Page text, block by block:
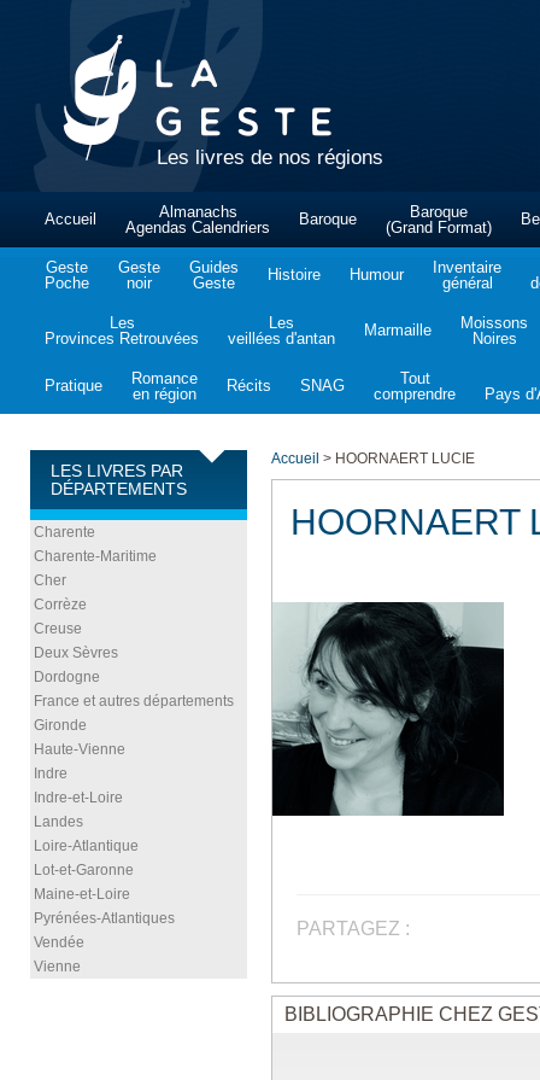
Les livres de nos régions
Accueil
Almanachs
Agendas Calendriers
Baroque
Baroque
(Grand Format)
Geste
Poche
Geste
noir
Guides
Geste
Histoire Humour
Inventaire
général
Les
Provinces Retrouvées
Les
veillées d'antan
Marmaille
Moissons
Noires
Pratique
Romance
en région
Récits SNAG
Tout
comprendre
Pays
LES LIVRES PAR
DÉPARTEMENTS
Charente
Charente-Maritime
Cher
Corrèze
Creuse
Deux Sèvres
Dordogne
France et autres départements
Gironde
Haute-Vienne
Indre
Indre-et-Loire
Landes
Loire-Atlantique
Lot-et-Garonne
Maine-et-Loire
Pyrénées-Atlantiques
Vendée
Vienne
Accueil > HOORNAERT LUCIE
HOORNAERT
PARTAGEZ :
BIBLIOGRAPHIE CHEZ